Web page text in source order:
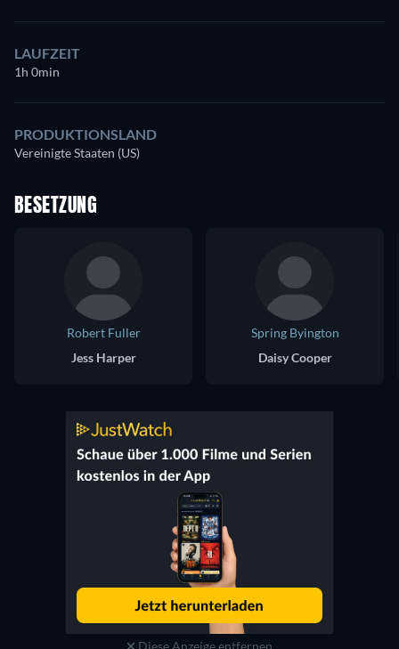
LAUFZEIT
1h 0min
PRODUKTIONSLAND
Vereinigte Staaten (US)
BESETZUNG
Robert Fuller
Jess Harper
Spring Byington
Daisy Cooper
Diese Anzeige entfernen